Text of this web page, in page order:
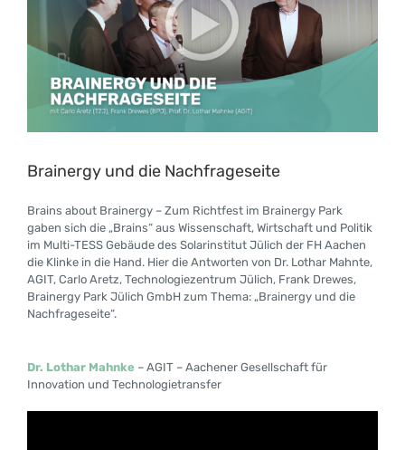
Brainergy und die Nachfrageseite
Brains about Brainergy – Zum Richtfest im Brainergy Park
gaben sich die „Brains“ aus Wissenschaft, Wirtschaft und Politik
im Multi-TESS Gebäude des Solarinstitut Jülich der FH Aachen
die Klinke in die Hand. Hier die Antworten von Dr. Lothar Mahnte,
AGIT, Carlo Aretz, Technologiezentrum Jülich, Frank Drewes,
Brainergy Park Jülich GmbH zum Thema: „Brainergy und die
Nachfrageseite“.
Dr. Lothar Mahnke – AGIT – Aachener Gesellschaft für
Innovation und Technologietransfer